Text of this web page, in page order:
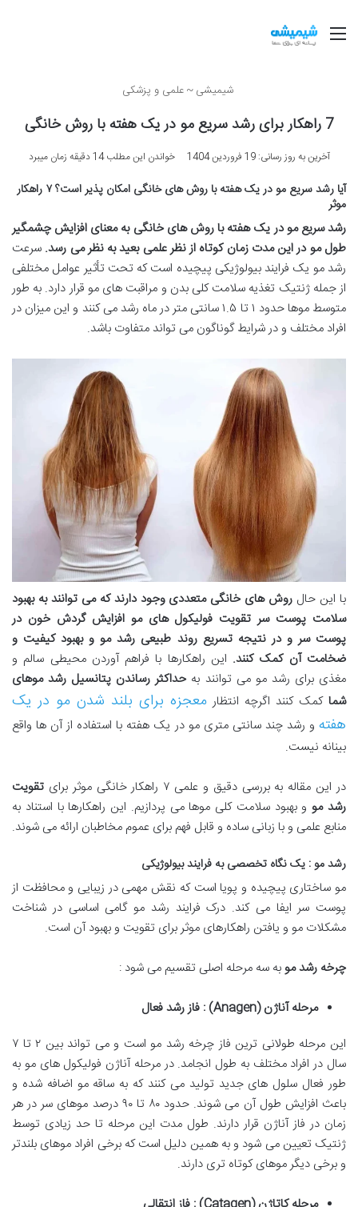
منو
شیمیشی ~ علمی و پزشکی
7 راهکار برای رشد سریع مو در یک هفته با روش خانگی
آخرین به روز رسانی: 19 فروردین 1404 خواندن این مطلب 14 دقیقه زمان میبرد
آیا رشد سریع مو در یک هفته با روش های خانگی امکان پذیر است؟ ۷ راهکار
موثر
رشد سریع مو در یک هفته با روش های خانگی به معنای افزایش چشمگیر
طول مو در این مدت زمان کوتاه از نظر علمی بعید به نظر می رسد. سرعت
رشد مو یک فرایند بیولوژیکی پیچیده است که تحت تأثیر عوامل مختلفی
از جمله ژنتیک تغذیه سلامت کلی بدن و مراقبت های مو قرار دارد. به طور
متوسط موها حدود ۱ تا ۱.۵ سانتی متر در ماه رشد می کنند و این میزان در
افراد مختلف و در شرایط گوناگون می تواند متفاوت باشد.
با این حال روش های خانگی متعددی وجود دارند که می توانند به بهبود
سلامت پوست سر تقویت فولیکول های مو افزایش گردش خون در
پوست سر و در نتیجه تسریع روند طبیعی رشد مو و بهبود کیفیت و
ضخامت آن کمک کنند. این راهکارها با فراهم آوردن محیطی سالم و
مغذی برای رشد مو می توانند بهحداکثر رساندن پتانسیل رشد موهای
شما کمک کنند اگرچه انتظار معجزه برای بلند شدن مو در یک
هفته و رشد چند سانتی متری مو در یک هفته با استفاده از آن ها واقع
بینانه نیست.
در این مقاله به بررسی دقیق و علمی ۷ راهکار خانگی موثر برای
تقویت
رشد مو و بهبود سلامت کلی موها می پردازیم. این راهکارها با استناد به
منابع علمی و با زبانی ساده و قابل فهم برای عموم مخاطبان ارائه می شوند.
رشد مو : یک نگاه تخصصی به فرایند بیولوژیکی
مو ساختاری پیچیده و پویا است که نقش مهمی در زیبایی و محافظت از
پوست سر ایفا می کند. درک فرایند رشد مو گامی اساسی در شناخت
مشکلات مو و یافتن راهکارهای موثر برای تقویت و بهبود آن است.
چرخه رشد مو به سه مرحله اصلی تقسیم می شود :
مرحله آناژن(Anagen)
: فاز رشد فعال
این مرحله طولانی ترین فاز چرخه رشد مو است و می تواند بین ۲ تا ۷
سال در افراد مختلف به طول انجامد. در مرحله آناژن فولیکول های مو به
طور فعال سلول های جدید تولید می کنند که به ساقه مو اضافه شده و
باعث افزایش طول آن می شوند. حدود ۸۰ تا ۹۰ درصد موهای سر در هر
زمان در فاز آناژن قرار دارند. طول مدت این مرحله تا حد زیادی توسط
ژنتیک تعیین می شود و به همین دلیل است که برخی افراد موهای بلندتر
و برخی دیگر موهای کوتاه تری دارند.